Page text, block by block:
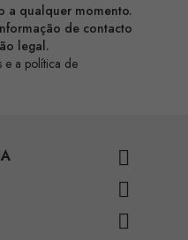
a qualquer momento.
de contacto
legal.
e a política de


